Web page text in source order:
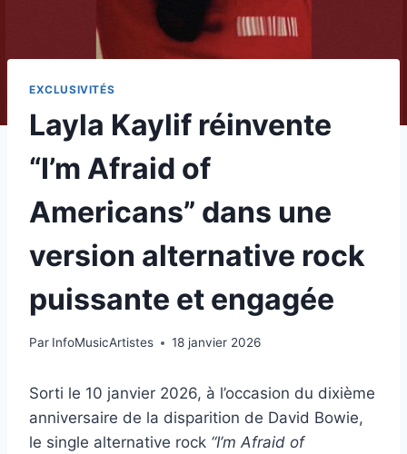
EXCLUSIVITÉS
Layla Kaylif réinvente
“I’m Afraid of
Americans” dans une
version alternative rock
puissante et engagée
Par InfoMusicArtistes 18 janvier 2026
Sorti le 10 janvier 2026, à l’occasion du dixième
anniversaire de la disparition de David Bowie,
le single alternative rock “I’m Afraid of